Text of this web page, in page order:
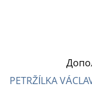
PETRŽÍLKA